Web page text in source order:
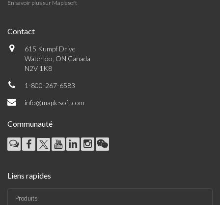
En savoir plus sur Maplesoft
Contact
615 Kumpf Drive
Waterloo, ON Canada
N2V 1K8
1-800-267-6583
info@maplesoft.com
Communauté
Liens rapides
Produits